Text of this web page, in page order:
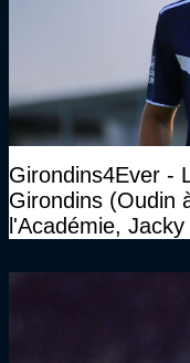
Girondins4Ever -
Girondins (Oudin
l'Académie,